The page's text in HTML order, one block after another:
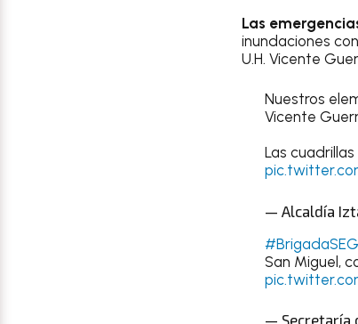
Las
inundaciones
U.H. Vicente
Nuestros
Vicente
Las
— Alcaldía
San Miguel,
— Secretaría